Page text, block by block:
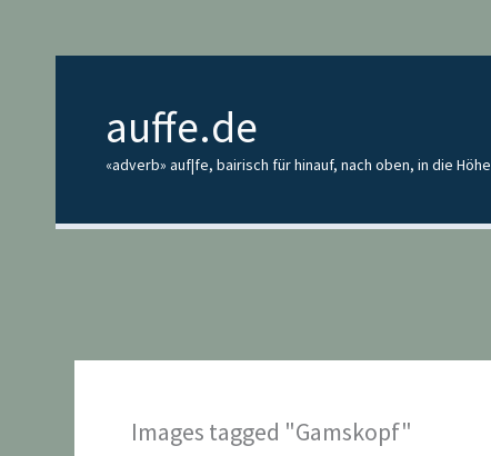
springen
auffe.de
«adverb» auf|fe, bairisch für hinauf, nach oben, in die Höhe
Images tagged "Gamskopf"